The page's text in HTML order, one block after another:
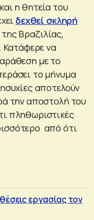
η θητεία του
δεχθεί σκληρή
Βραζιλίας,
Κατάφερε να
με το
το μήνυμα
αποτελούν
την αποστολή του
πληθωριστικές
από ότι
εργασίας τον